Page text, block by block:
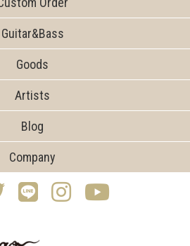
Guitar&Bass
Goods
Artists
Blog
Company